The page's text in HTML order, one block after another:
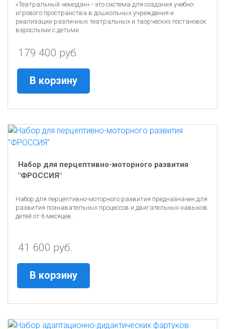
«Театральный чемодан» - это система для создания учебно-
игрового пространства в дошкольных учреждения и
реализации различных театральных и творческих постановок
взрослыми с детьми
179 400 руб.
В корзину
Набор для перцептивно-моторного развития
"ФРОССИЯ"
Набор для перцептивно-моторного развития предназначен для
развития познавательных процессов и двигательных навыков
детей от 6 месяцев.
41 600 руб.
В корзину